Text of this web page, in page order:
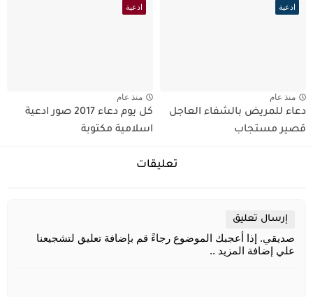
ادعية
منذ عام
دعاء للمريض بالشفاء العاجل
قصير مستجاب
ادعية
منذ عام
كل يوم دعاء 2017 صور ادعية
اسلامية مكتوبة
تعليقات
إرسال تعليق
صديقي. إذا أعجبك الموضوع رجاءً قم بإضافة تعليق لتشجيعنا
علي إضافة المزيد ..